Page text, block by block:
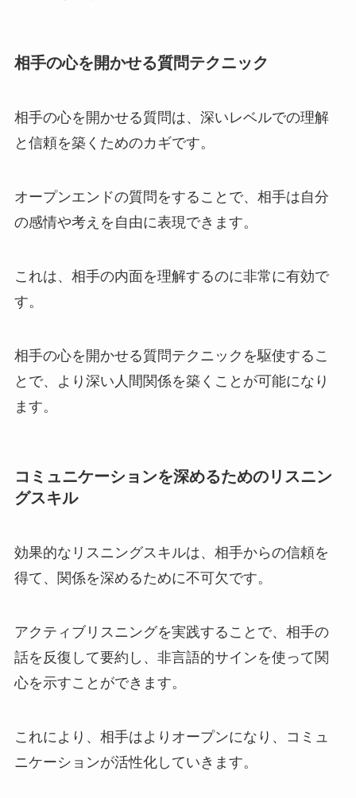
相手の心を開かせる質問テクニック
相手の心を開かせる質問は、深いレベルでの理解
と信頼を築くためのカギです。
オープンエンドの質問をすることで、相手は自分
の感情や考えを自由に表現できます。
これは、相手の内面を理解するのに非常に有効で
す。
相手の心を開かせる質問テクニックを駆使するこ
とで、より深い人間関係を築くことが可能になり
ます。
コミュニケーションを深めるためのリスニン
グスキル
効果的なリスニングスキルは、相手からの信頼を
得て、関係を深めるために不可欠です。
アクティブリスニングを実践することで、相手の
話を反復して要約し、非言語的サインを使って関
心を示すことができます。
これにより、相手はよりオープンになり、コミュ
ニケーションが活性化していきます。